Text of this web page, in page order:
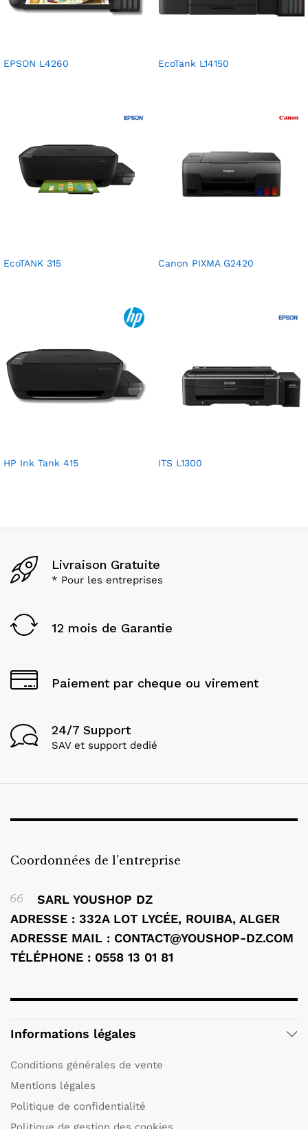
EPSON L4260 EcoTank L14150
EcoTANK 315 Canon PIXMA G2420
HP Ink Tank 415 ITS L1300
Livraison Gratuite
* Pour les entreprises
12 mois de Garantie
Paiement par cheque ou virement
24/7 Support
SAV et support dedié
Coordonnées de l'entreprise
SARL YOUSHOP DZ
ADRESSE : 332A LOT LYCÉE, ROUIBA, ALGER
ADRESSE MAIL : CONTACT@YOUSHOP-DZ.COM
TÉLÉPHONE : 0558 13 01 81
Informations légales
Conditions générales de vente
Mentions légales
Politique de confidentialité